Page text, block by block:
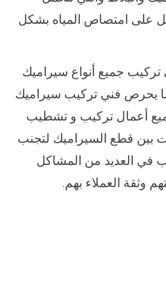
على امتصاص المياه بشكل
جميع أنواع سيراميك
يحرص فني تركيب سيراميك
أعمال تركيب و تشطيب
بين قطع السيراميك لتجنب
في العديد من المشاكل
وثقة العملاء بهم.